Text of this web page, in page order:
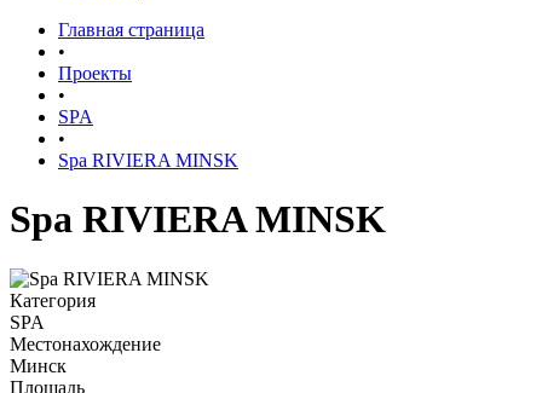
Главная страница
•
Проекты
•
SPA
•
Spa RIVIERA MINSK
Spa RIVIERA MINSK
Категория
SPA
Местонахождение
Минск
Площадь